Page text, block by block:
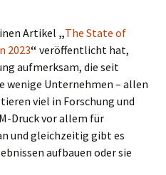
Artikel „The State of
2023“ veröffentlicht hat,
aufmerksam, die seit
wenige Unternehmen – allen
viel in Forschung und
Druck vor allem für
und gleichzeitig gibt es
aufbauen oder sie